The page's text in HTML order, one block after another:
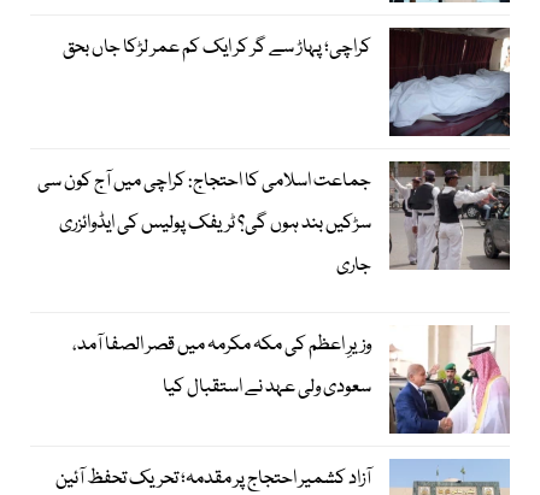
کراچی؛ پہاڑ سے گر کر ایک کم عمر لڑکا جاں بحق
جماعت اسلامی کا احتجاج: کراچی میں آج کون سی
سڑکیں بند ہوں گی؟ ٹریفک پولیس کی ایڈوائزری
جاری
وزیرِ اعظم کی مکہ مکرمہ میں قصر الصفا آمد،
سعودی ولی عہد نے استقبال کیا
آزاد کشمیر احتجاج پر مقدمہ؛ تحریک تحفظ آئین